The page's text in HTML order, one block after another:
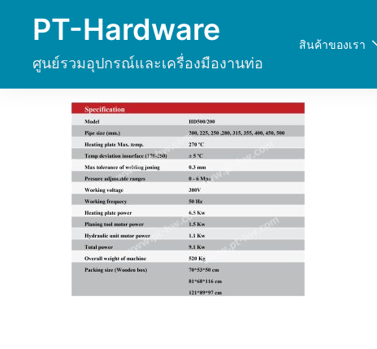
PT-Hardware
ศูนย์รวมอุปกรณ์และเครื่องมืองานท่อ
สินค้าของเรา